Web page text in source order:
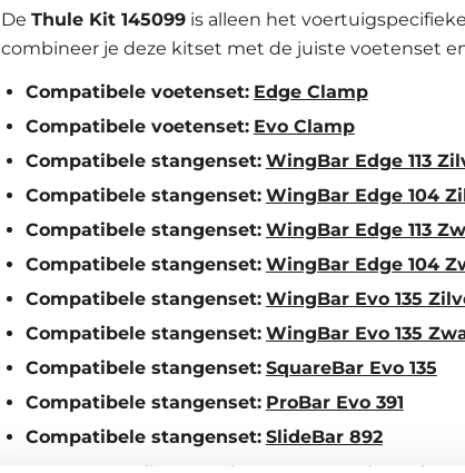
De Thule Kit 145099is alleen het
combineer je deze kitset met de juiste voetenset
Compatibele voetenset: Edge Clamp
Compatibele voetenset: Evo Clamp
Compatibele stangenset: WingBar Edge 113
Compatibele stangenset: WingBar Edge 104
Compatibele stangenset: WingBar Edge 113
Compatibele stangenset: WingBar Edge 104
Compatibele stangenset: WingBar Evo 135
Compatibele stangenset: WingBar Evo 135
Compatibele stangenset: SquareBar Evo 135
Compatibele stangenset: ProBar Evo 391
Compatibele stangenset: SlideBar 892